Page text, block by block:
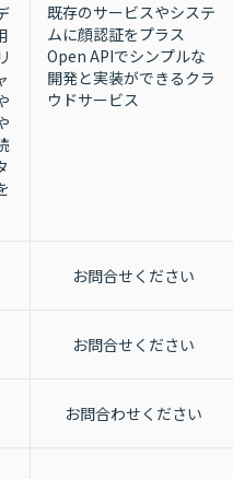
既存のサービスやシステ
ムに顔認証をプラス
Open APIでシンプルな
開発と実装ができるクラ
ウドサービス
お問合せください
お問合せください
お問合わせください